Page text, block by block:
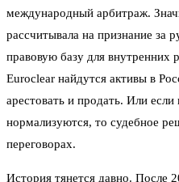
международный арбитраж.
рассчитывала на признание за
правовую базу для внутренних
Euroclear найдутся активы в
арестовать и продать. Или
нормализуются, то судебное
переговорах.
История тянется давно. После